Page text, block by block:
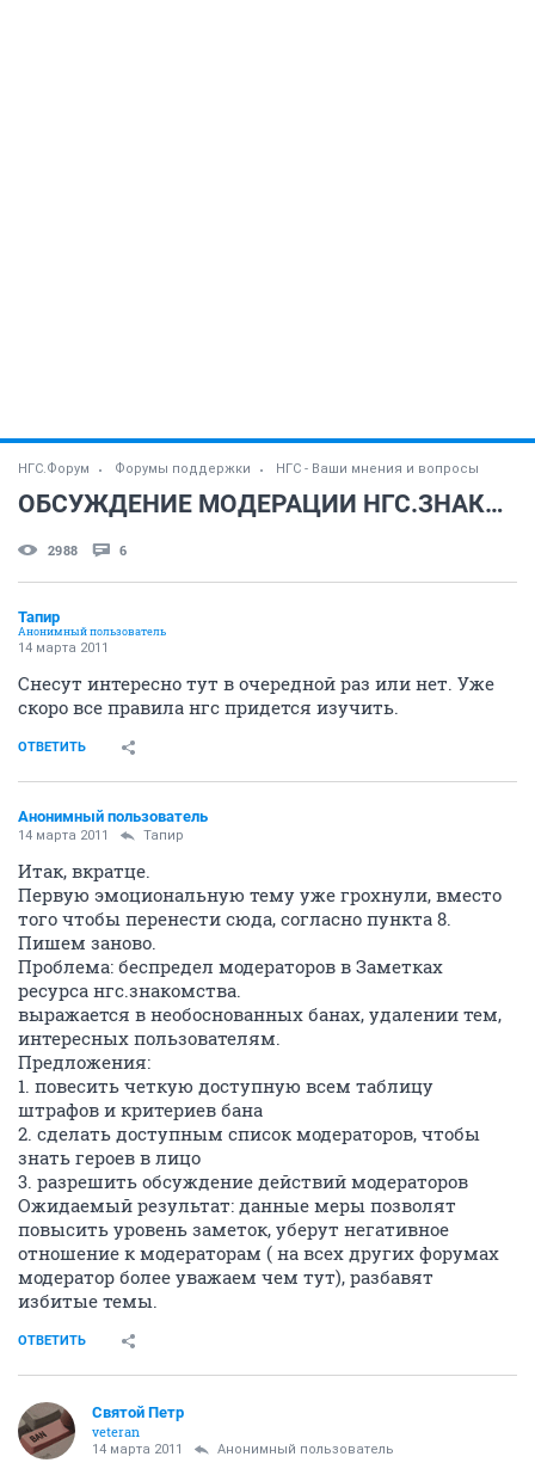
НГС.Форум Форумы поддержки НГС - Ваши мнения и вопросы
ОБСУЖДЕНИЕ МОДЕРАЦИИ НГС.ЗНАКОМСТВА !
2988 6
Тапир
Анонимный пользователь
14 марта 2011
Снесут интересно тут в очередной раз или нет. Уже
скоро все правила нгс придется изучить.
ОТВЕТИТЬ
Анонимный пользователь
14 марта 2011 Тапир
Итак, вкратце.
Первую эмоциональную тему уже грохнули, вместо
того чтобы перенести сюда, согласно пункта 8.
Пишем заново.
Проблема: беспредел модераторов в Заметках
ресурса нгс.знакомства.
выражается в необоснованных банах, удалении тем,
интересных пользователям.
Предложения:
1. повесить четкую доступную всем таблицу
штрафов и критериев бана
2. сделать доступным список модераторов, чтобы
знать героев в лицо
3. разрешить обсуждение действий модераторов
Ожидаемый результат: данные меры позволят
повысить уровень заметок, уберут негативное
отношение к модераторам ( на всех других форумах
модератор более уважаем чем тут), разбавят
избитые темы.
ОТВЕТИТЬ
Святой Петр
veteran
14 марта 2011 Анонимный пользователь